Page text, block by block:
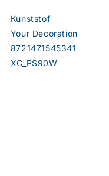
Kunststof
Your Decoration
8721471545341
XC_PS90W